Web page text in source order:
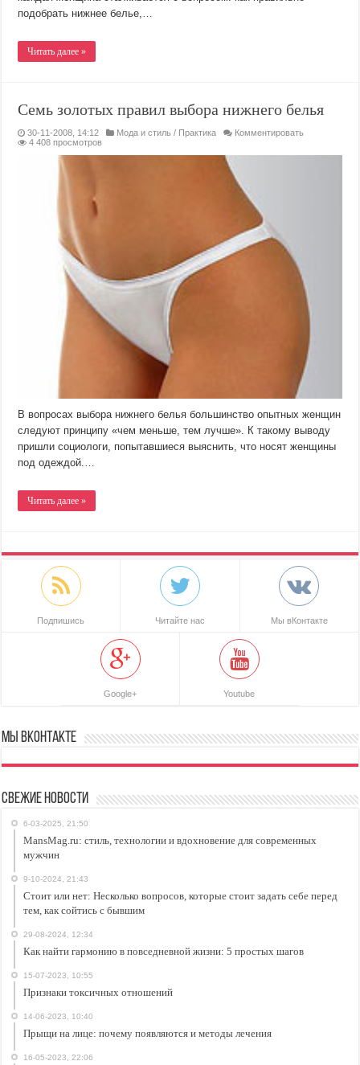
подобрать нижнее белье,…
Читать далее »
Семь золотых правил выбора нижнего белья
30-11-2008, 14:12 Мода и стиль / Практика
Комментировать
4 408 просмотров
В вопросах выбора нижнего белья большинство опытных женщин
следуют принципу «чем меньше, тем лучше». К такому выводу
пришли социологи, попытавшиеся выяснить, что носят женщины
под одеждой.…
Читать далее »
Подпишись Читайте нас Мы вКонтакте
Google+ Youtube
Мы ВКонтакте
Свежие новости
6-03-2025, 21:50
MansMag.ru: стиль, технологии и вдохновение для современных
мужчин
9-10-2024, 21:43
Стоит или нет: Несколько вопросов, которые стоит задать себе перед
тем, как сойтись с бывшим
29-08-2024, 12:34
Как найти гармонию в повседневной жизни: 5 простых шагов
15-07-2023, 10:55
Признаки токсичных отношений
14-06-2023, 10:40
Прыщи на лице: почему появляются и методы лечения
16-05-2023, 22:06